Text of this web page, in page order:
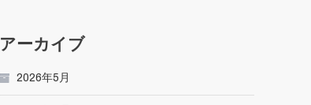
アーカイブ
2026年5月